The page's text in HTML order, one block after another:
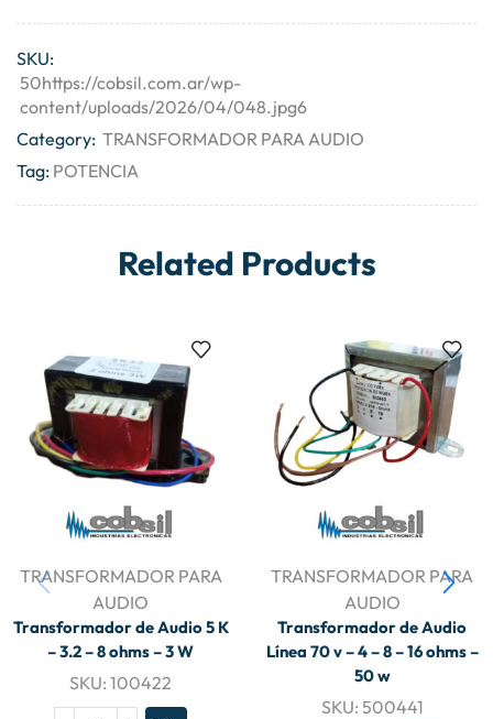
SKU:
50https://cobsil.com.ar/wp-
content/uploads/2026/04/048.jpg6
Category: TRANSFORMADOR PARA AUDIO
Tag: POTENCIA
Related Products
TRANSFORMADOR PARA
AUDIO
Transformador de Audio 5 K
– 3.2 – 8 ohms – 3 W
SKU:100422
TRANSFORMADOR PARA
AUDIO
Transformador de Audio
Línea 70 v – 4 – 8 – 16 ohms –
50 w
SKU: 500441